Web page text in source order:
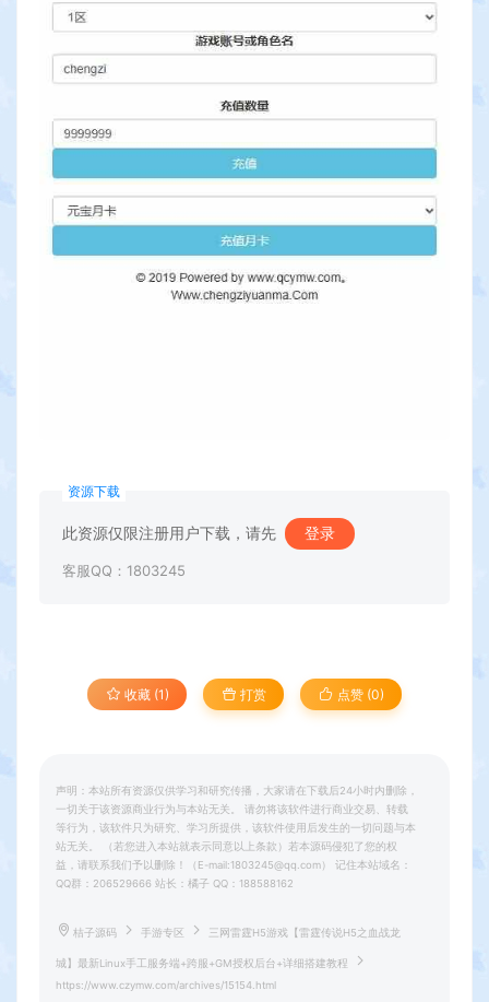
资源下载
此资源仅限注册用户下载，请先 登录
客服QQ：1803245
收藏 (1) 打赏 点赞 (0)
声明：本站所有资源仅供学习和研究传播，大家请在下载后24小时内删除，
一切关于该资源商业行为与本站无关。 请勿将该软件进行商业交易、转载
等行为，该软件只为研究、学习所提供，该软件使用后发生的一切问题与本
站无关。 （若您进入本站就表示同意以上条款）若本源码侵犯了您的权
益，请联系我们予以删除！（E-mail:1803245@qq.com） 记住本站域名：
QQ群：206529666 站长：橘子 QQ：188588162
桔子源码 手游专区 三网雷霆H5游戏【雷霆传说H5之血战龙
城】最新Linux手工服务端+跨服+GM授权后台+详细搭建教程
https://www.czymw.com/archives/15154.html